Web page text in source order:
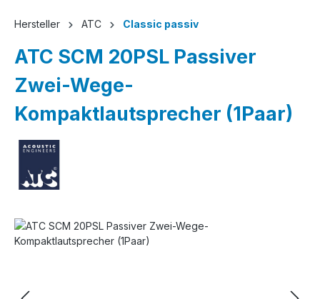
Hersteller ATC Classic passiv
ATC SCM 20PSL Passiver
Zwei-Wege-
Kompaktlautsprecher (1Paar)
Bildergalerie überspringen